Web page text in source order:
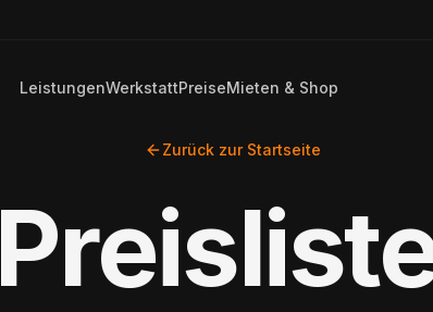
LeistungenWerkstattPreiseMieten & Shop
Zurück zur Startseite